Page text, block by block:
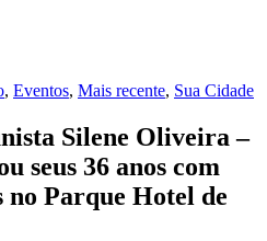
, Eventos, Mais recente, Sua Cidade
Silene Oliveira –
seus 36 anos com
Parque Hotel de